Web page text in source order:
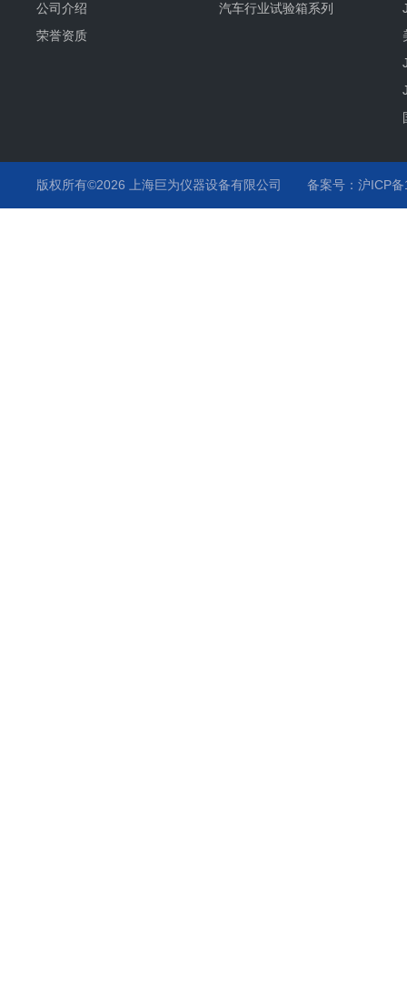
公司介绍
荣誉资质
汽车行业试验箱系列
版权所有©2026 上海巨为仪器设备有限公司 备案号：沪ICP